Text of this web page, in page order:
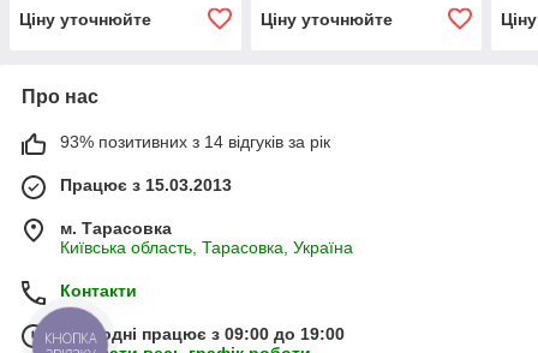
Ціну уточнюйте
Ціну уточнюйте
Про нас
93% позитивних з 14 відгуків за рік
Працює з 15.03.2013
м. Тарасовка
Київська область, Тарасовка, Україна
Контакти
Сьогодні працює з 09:00 до 19:00
КНОПКА